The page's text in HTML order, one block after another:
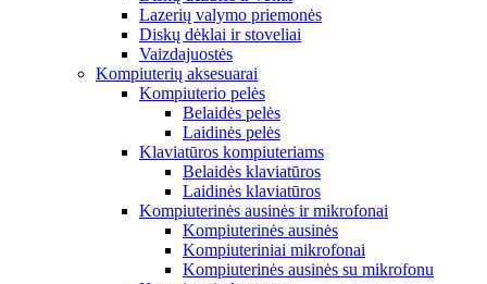
Lazerių valymo priemonės
Diskų dėklai ir stoveliai
Vaizdajuostės
Kompiuterių aksesuarai
Kompiuterio pelės
Belaidės pelės
Laidinės pelės
Klaviatūros kompiuteriams
Belaidės klaviatūros
Laidinės klaviatūros
Kompiuterinės ausinės ir mikrofonai
Kompiuterinės ausinės
Kompiuteriniai mikrofonai
Kompiuterinės ausinės su mikrofonu